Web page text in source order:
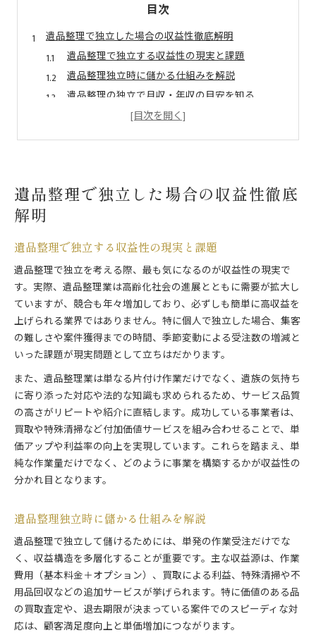
目次
遺品整理で独立した場合の収益性徹底解明
遺品整理で独立する収益性の現実と課題
遺品整理独立時に儲かる仕組みを解説
遺品整理の独立で月収・年収の目安を知る
遺品整理独立が安定収入につながる理由
遺品整理の独立支援や融資制度の活用法
遺品整理で独立開業の資金計画を立てるコツ
収益構造で見る遺品整理事業の実態
遺品整理事業の収益構造を分かりやすく解説
遺品整理の原価と利益率の関係を知る
特殊清掃や古物商許可が収益に与える影響
遺品整理で安定収入を得るための仕組み
遺品整理事業の利益構造と運営のヒント
初年度の遺品整理独立に必要な費用とは
遺品整理で独立初年度に必要な費用を解説
遺品整理の初期費用と運転資金の内訳を知る
開業時にかかる遺品整理の経費を抑える方法
遺品整理で初年度に見込むべき支出の実際
利益を最大化する遺品整理の開業戦略
遺品整理独立時に有効な集客と差別化のヒント
遺品整理の利益最大化に必要な運営アイデア
遺品整理で収益性を高めるコスト削減術
遺品整理開業で成功するための戦略的アプローチ
遺品整理で堅実に独立を目指すポイント
遺品整理で独立した場合の収益性徹底
解明
遺品整理で独立する収益性の現実と課題
遺品整理で独立を考える際、最も気になるのが収益性の現実で
す。実際、遺品整理業は高齢化社会の進展とともに需要が拡大し
ていますが、競合も年々増加しており、必ずしも簡単に高収益を
上げられる業界ではありません。特に個人で独立した場合、集客
の難しさや案件獲得までの時間、季節変動による受注数の増減と
いった課題が現実問題として立ちはだかります。
また、遺品整理業は単なる片付け作業だけでなく、遺族の気持ち
に寄り添った対応や法的な知識も求められるため、サービス品質
の高さがリピートや紹介に直結します。成功している事業者は、
買取や特殊清掃など付加価値サービスを組み合わせることで、単
価アップや利益率の向上を実現しています。これらを踏まえ、単
純な作業量だけでなく、どのように事業を構築するかが収益性の
分かれ目となります。
遺品整理独立時に儲かる仕組みを解説
遺品整理で独立して儲けるためには、単発の作業受注だけでな
く、収益構造を多層化することが重要です。主な収益源は、作業
費用（基本料金＋オプション）、買取による利益、特殊清掃や不
用品回収などの追加サービスが挙げられます。特に価値のある品
の買取査定や、退去期限が決まっている案件でのスピーディな対
応は、顧客満足度向上と単価増加につながります。